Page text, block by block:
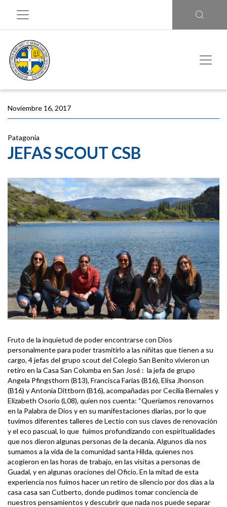
Noviembre 16, 2017
Patagonia
JEFAS SCOUT CSB
Fruto de la inquietud de poder encontrarse con Dios
personalmente para poder trasmitirlo a las niñitas que tienen a su
cargo, 4 jefas del grupo scout del Colegio San Benito vivieron un
retiro en la Casa San Columba en San José : la jefa de grupo
Angela Pfingsthorn (B13), Francisca Farías (B16), Elisa Jhonson
(B16) y Antonia Dittborn (B16), acompañadas por Cecilia Bernales y
Elizabeth Osorio (L08), quien nos cuenta: “Queríamos renovarnos
en la Palabra de Dios y en su manifestaciones diarias, por lo que
tuvimos diferentes talleres de Lectio con sus claves de renovación
y el eco pascual, lo que fuimos profundizando con espiritualidades
que nos dieron algunas personas de la decanía. Algunos día nos
sumamos a la vida de la comunidad santa Hilda, quienes nos
acogieron en las horas de trabajo, en las visitas a personas de
Guadal, y en algunas oraciones del Oficio. En la mitad de esta
experiencia nos fuimos hacer un retiro de silencio por dos días a la
casa casa san Cutberto, donde pudimos tomar conciencia de
nuestros pensamientos y descubrir que nada nos puede separar